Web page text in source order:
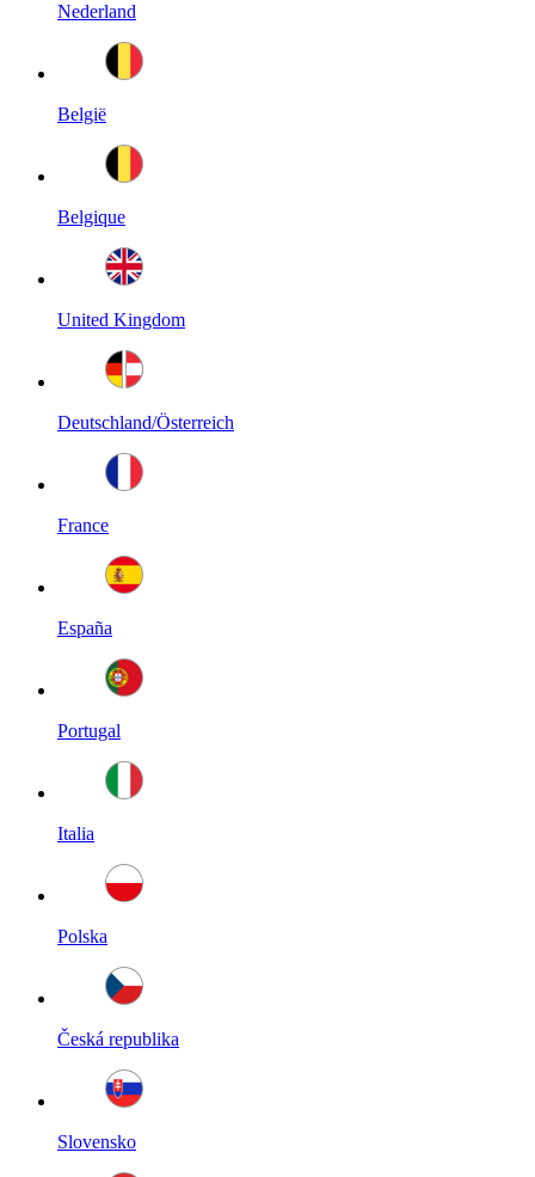
Nederland
België
Belgique
United Kingdom
Deutschland/Österreich
France
España
Portugal
Italia
Polska
Česká republika
Slovensko